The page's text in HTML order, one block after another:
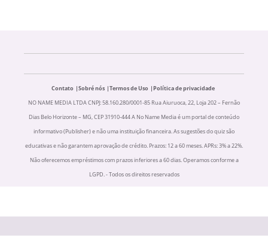
Contato Sobré nós Termos de Uso
Política de privacidade
NO NAME MEDIA LTDA CNPJ: 58.160.280/0001-85 Rua Aiuruoca, 22, Loja 202 – Fernão
Dias Belo Horizonte – MG, CEP 31910-444 A No Name Media é um portal de conteúdo
informativo (Publisher) e não uma instituição financeira. As sugestões do quiz são
educativas e não garantem aprovação de crédito. Prazos: 12 a 60 meses. APRs: 3% a 22%.
Não oferecemos empréstimos com prazos inferiores a 60 dias. Operamos conforme a
LGPD. - Todos os direitos reservados